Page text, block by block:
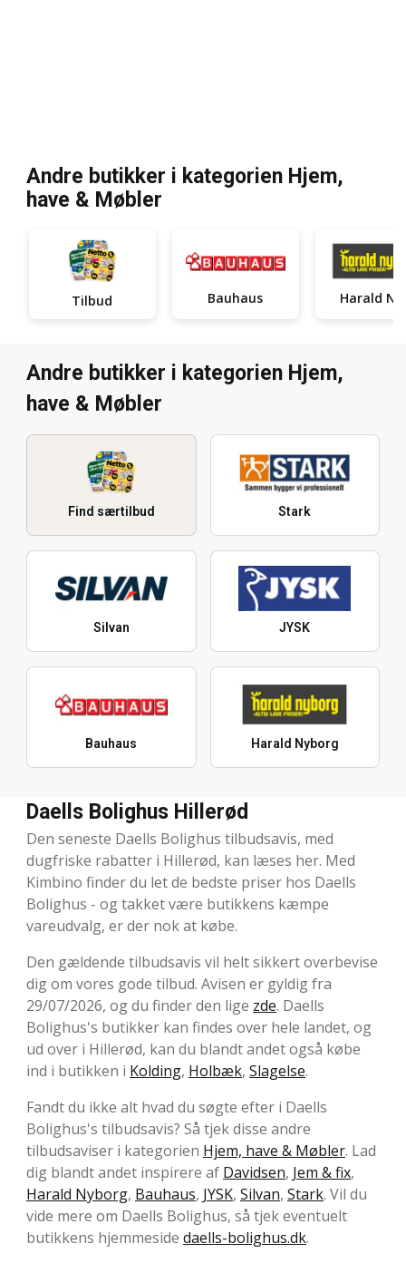
Andre butikker i kategorien Hjem,
have & Møbler
Tilbud Bauhaus
Andre butikker i kategorien Hjem,
have & Møbler
Find særtilbud Stark
Silvan JYSK
Bauhaus Harald Nyborg
Daells Bolighus Hillerød
Den seneste Daells Bolighus tilbudsavis, med
dugfriske rabatter i Hillerød, kan læses her. Med
Kimbino finder du let de bedste priser hos Daells
Bolighus - og takket være butikkens kæmpe
vareudvalg, er der nok at købe.
Den gældende tilbudsavis vil helt sikkert overbevise
dig om vores gode tilbud. Avisen er gyldig fra
29/07/2026, og du finder den lige zde. Daells
Bolighus's butikker kan findes over hele landet, og
ud over i Hillerød, kan du blandt andet også købe
ind i butikken i Kolding, Holbæk, Slagelse.
Fandt du ikke alt hvad du søgte efter i Daells
Bolighus's tilbudsavis? Så tjek disse andre
tilbudsaviser i kategorien Hjem, have & Møbler. Lad
dig blandt andet inspirere af Davidsen, Jem & fix,
Harald Nyborg, Bauhaus, JYSK, Silvan, Stark. Vil du
vide mere om Daells Bolighus, så tjek eventuelt
butikkens hjemmeside daells-bolighus.dk.